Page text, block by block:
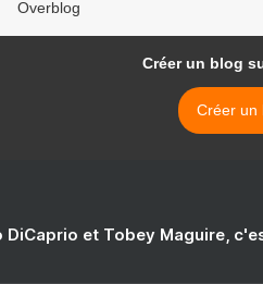
Overblog
Créer un blog
Créer un
DiCaprio et Tobey Maguire,